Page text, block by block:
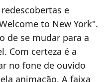
e
to New York".
de se mudar para a
Com certeza é a
no fone de ouvido
animação. A faixa